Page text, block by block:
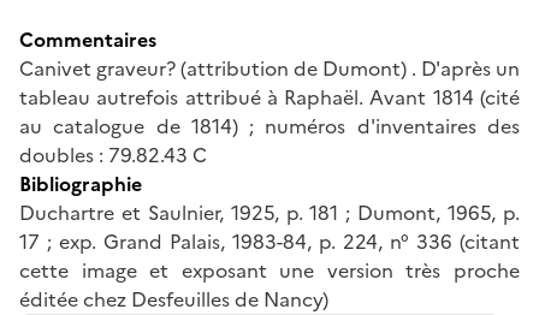
Commentaires
Canivet graveur? (attribution de Dumont) . D'après un
tableau autrefois attribué à Raphaël. Avant 1814 (cité
au catalogue de 1814) ; numéros d'inventaires des
doubles : 79.82.43 C
Bibliographie
Duchartre et Saulnier, 1925, p. 181 ; Dumont, 1965, p.
17 ; exp. Grand Palais, 1983-84, p. 224, n° 336 (citant
cette image et exposant une version très proche
éditée chez Desfeuilles de Nancy)